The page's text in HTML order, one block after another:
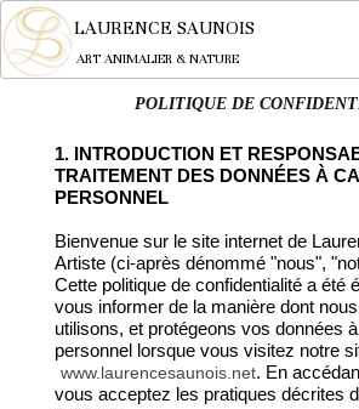
LAURENCE SAUNOIS
ART ANIMALIER & NATURE
NYMPHEUS LUMINANSIS.
OEUVRES
BECASSE
COMMANDE
L'ARTISTE.
NEWS
POLITIQUE DE
1. INTRODUCTION ET
TRAITEMENT DES DONNÉES À
PERSONNEL
Bienvenue sur le site internet de
Artiste (ci-après dénommé "nous",
Cette politique de confidentialité a été
vous informer de la manière dont
utilisons, et protégeons vos données
personnel lorsque vous visitez notre
www.laurencesaunois.net. En
vous acceptez les pratiques décrites